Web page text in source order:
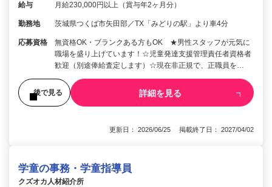
給与 月給230,000円以上（賞与年2ヶ月分）
勤務地 茨城県つくば市矢田部／TX「みどりの駅」より車4分
応募資格
無資格OK・ブランクある方もOK ★男性スタッフが元気に
職場を盛り上げています！☆児童発達支援管理責任者資格者
歓迎（別途俸給査定します）☆現在非正規で、正職員を…
後で見る 詳細を見る
更新日： 2026/06/25 掲載終了日： 2027/04/02
学童の事務・学童指導員
クズオカ人材紹介所